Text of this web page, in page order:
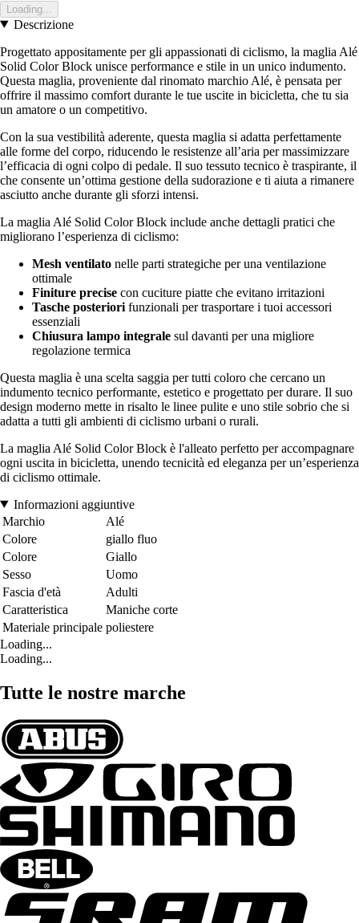
Loading...
Descrizione
Progettato appositamente per gli appassionati di ciclismo, la maglia Alé
Solid Color Block unisce performance e stile in un unico indumento.
Questa maglia, proveniente dal rinomato marchio Alé, è pensata per
offrire il massimo comfort durante le tue uscite in bicicletta, che tu sia
un amatore o un competitivo.
Con la sua vestibilità aderente, questa maglia si adatta perfettamente
alle forme del corpo, riducendo le resistenze all’aria per massimizzare
l’efficacia di ogni colpo di pedale. Il suo tessuto tecnico è traspirante, il
che consente un’ottima gestione della sudorazione e ti aiuta a rimanere
asciutto anche durante gli sforzi intensi.
La maglia Alé Solid Color Block include anche dettagli pratici che
migliorano l’esperienza di ciclismo:
Mesh ventilato nelle parti strategiche per una ventilazione
ottimale
Finiture precise con cuciture piatte che evitano irritazioni
Tasche posteriori funzionali per trasportare i tuoi accessori
essenziali
Chiusura lampo integrale sul davanti per una migliore
regolazione termica
Questa maglia è una scelta saggia per tutti coloro che cercano un
indumento tecnico performante, estetico e progettato per durare. Il suo
design moderno mette in risalto le linee pulite e uno stile sobrio che si
adatta a tutti gli ambienti di ciclismo urbani o rurali.
La maglia Alé Solid Color Block è l'alleato perfetto per accompagnare
ogni uscita in bicicletta, unendo tecnicità ed eleganza per un’esperienza
di ciclismo ottimale.
Informazioni aggiuntive
Marchio
Alé
Colore
giallo fluo
Colore
Giallo
Sesso
Uomo
Fascia d'età
Adulti
Caratteristica
Maniche corte
Materiale principale poliestere
Loading...
Loading...
Tutte le nostre marche